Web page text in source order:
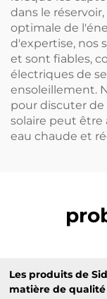
dans le
optimale de
d'expertise, nos
et sont fiables,
électriques de
ensoleillement.
pour discuter
solaire peut être
eau chaude et
Les produits de
matière de